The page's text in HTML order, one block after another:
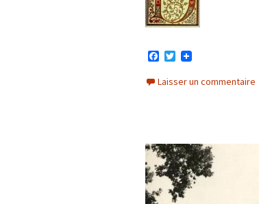
c
e
T
i
t
Laisser un commentaire